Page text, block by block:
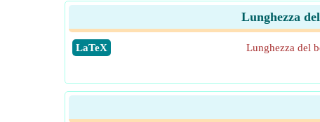
Lunghezza
​LaTeX Lunghezza del